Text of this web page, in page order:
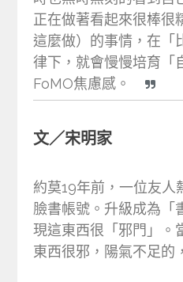
正在做著看起來很棒很
這麼做）的事情，在「
律下，就會慢慢培育「
FoMO焦慮感。
文／宋明家
約莫19年前，一位友人
臉書帳號。升級成為「
現這東西很「邪門」。
東西很邪，陽氣不足的